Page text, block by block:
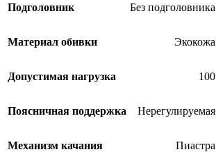
Подголовник Без подголовника
Материал обивки Экокожа
Допустимая нагрузка 100
Поясничная поддержка Нерегулируемая
Механизм качания Пиастра